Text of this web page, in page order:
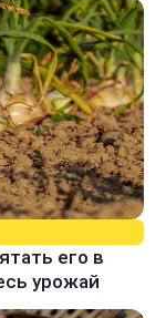
его в
урожай